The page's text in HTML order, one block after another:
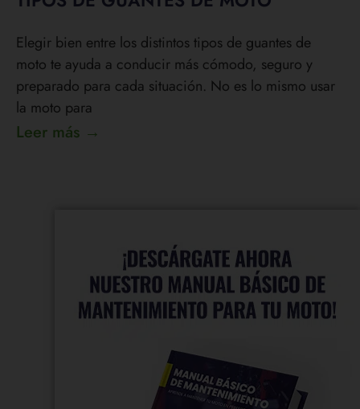
Elegir bien entre los distintos tipos de guantes de
moto te ayuda a conducir más cómodo, seguro y
preparado para cada situación. No es lo mismo usar
la moto para
Leer más →